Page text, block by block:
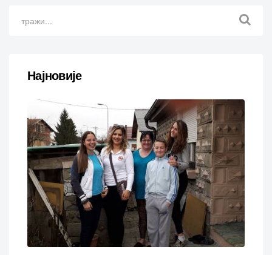
Најновије